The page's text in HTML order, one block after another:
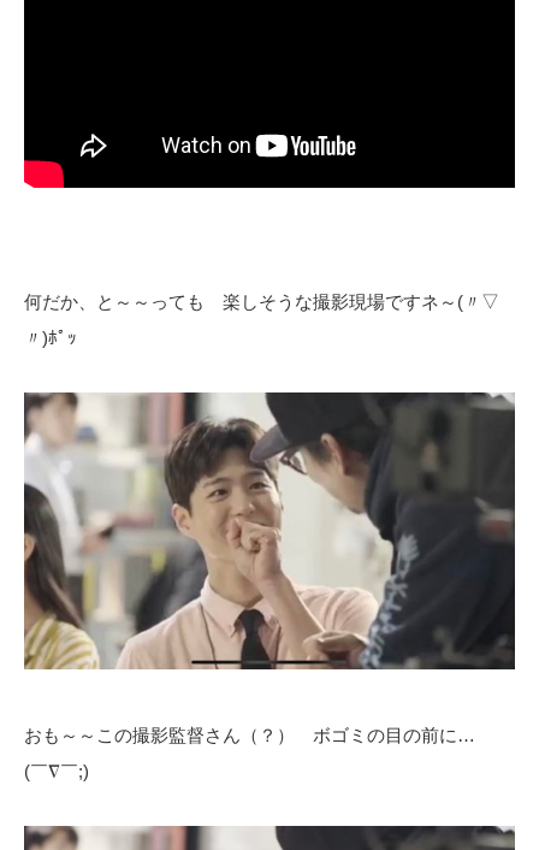
何だか、と～～っても 楽しそうな撮影現場ですネ～(〃▽
〃)ﾎﾟｯ
おも～～この撮影監督さん（？） ボゴミの目の前に…
(￣∇￣;)